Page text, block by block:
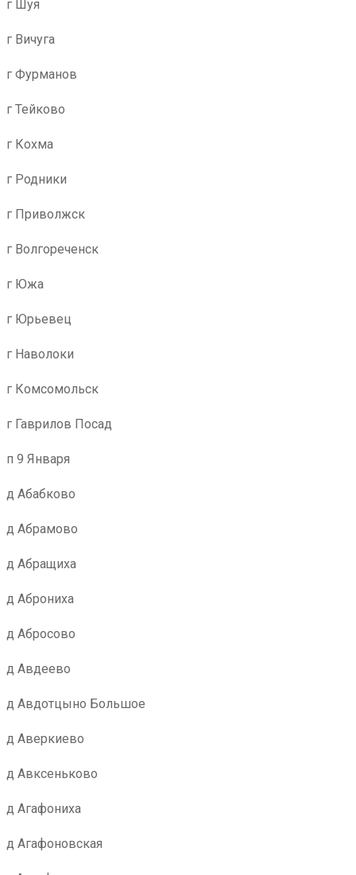
г Шуя
г Вичуга
г Фурманов
г Тейково
г Кохма
г Родники
г Приволжск
г Волгореченск
г Южа
г Юрьевец
г Наволоки
г Комсомольск
г Гаврилов Посад
п 9 Января
д Абабково
д Абрамово
д Абращиха
д Аброниха
д Абросово
д Авдеево
д Авдотцыно Большое
д Аверкиево
д Авксеньково
д Агафониха
д Агафоновская